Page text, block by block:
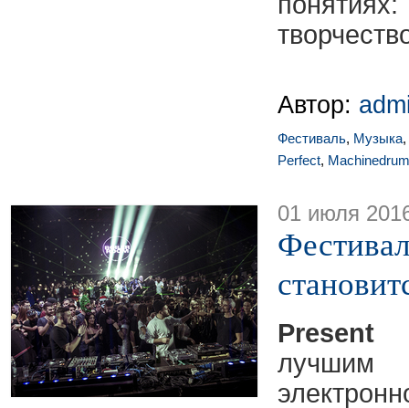
Автор:
Фестиваль, Музыка,
Perfect, Machinedrum
01 июля
Present